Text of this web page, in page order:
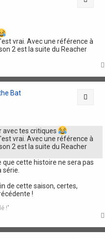
vrai. Avec une référence à
2 est la suite du Reacher
Bat
avec tes critiques
vrai. Avec une référence à
2 est la suite du Reacher
que cette histoire ne sera pas
de cette saison, certes,
!
!"